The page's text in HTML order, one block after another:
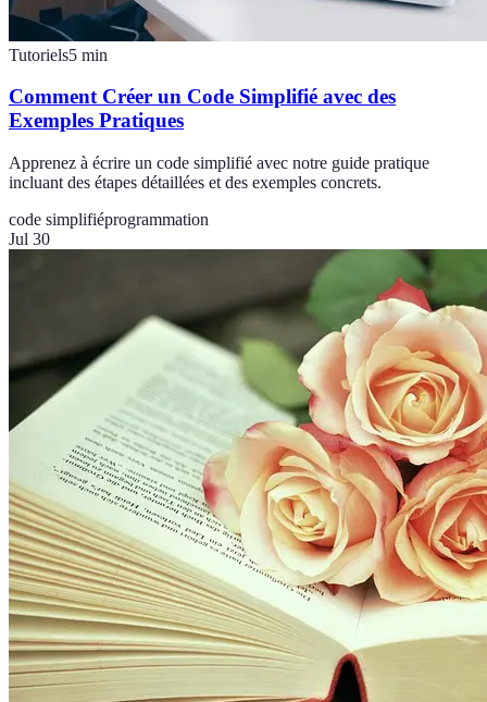
Tutoriels5 min
Comment Créer un Code Simplifié avec des
Exemples Pratiques
Apprenez à écrire un code simplifié avec notre guide pratique
incluant des étapes détaillées et des exemples concrets.
code simplifiéprogrammation
Jul 30